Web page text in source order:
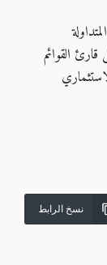
قارئ القوائم
نسخ الرابط